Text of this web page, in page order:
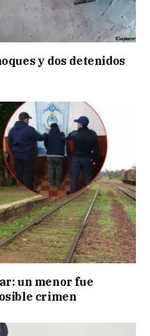
y dos detenidos
un menor fue
crimen